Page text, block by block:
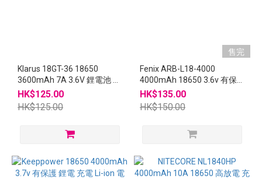
Klarus 18GT-36 18650
3600mAh 7A 3.6V 鋰電池 充
電
HK$125.00
HK$125.00
售完
Fenix ARB-L18-4000
4000mAh 18650 3.6v 有保
護 鋰電池 連原裝盒
HK$135.00
HK$150.00